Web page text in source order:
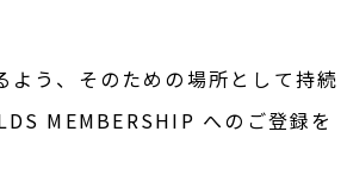
う、そのための場所として持続
MEMBERSHIP へのご登録を